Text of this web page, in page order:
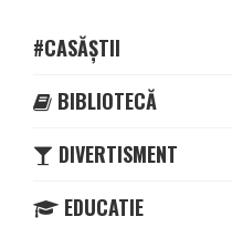
#CASĂȘTII
BIBLIOTECĂ
DIVERTISMENT
EDUCATIE